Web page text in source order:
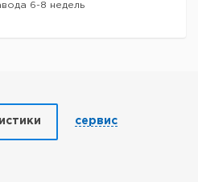
6-8 недель
сервис